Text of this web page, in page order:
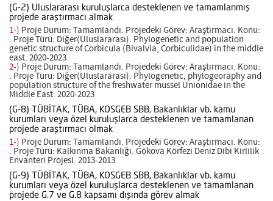
(G-2) Uluslararası kuruluşlarca desteklenen ve tamamlanmış
projede araştırmacı almak
1-) Proje Durum: Tamamlandı. Projedeki Görev: Araştırmacı. Konu:
. Proje Türü: Diğer(Uluslararası). Phylogenetic and population
genetic structure of Corbicula (Bivalvia, Corbiculidae) in the middle
east. 2020-2023
2-) Proje Durum: Tamamlandı. Projedeki Görev: Araştırmacı. Konu:
. Proje Türü: Diğer(Uluslararası). Phylogenetic, phylogeoraphy and
population structure of the freshwater mussel Unionidae in the
Middle East. 2020-2023
(G-8) TÜBİTAK, TÜBA, KOSGEB SBB, Bakanlıklar vb. kamu
kurumları veya özel kuruluşlarca desteklenen ve tamamlanan
projede araştırmacı olmak
1-) Proje Durum: Tamamlandı. Projedeki Görev: Araştırmacı. Konu:
. Proje Türü: Kalkınma Bakanlığı. Gökova Körfezi Deniz Dibi Kirlilik
Envanteri Projesi. 2013-2013
(G-9) TÜBİTAK, TÜBA, KOSGEB SBB, Bakanlıklar vb. kamu
kurumları veya özel kuruluşlarca desteklenen ve tamamlanan
projede G.7 ve G.8 kapsamı dışında görev almak